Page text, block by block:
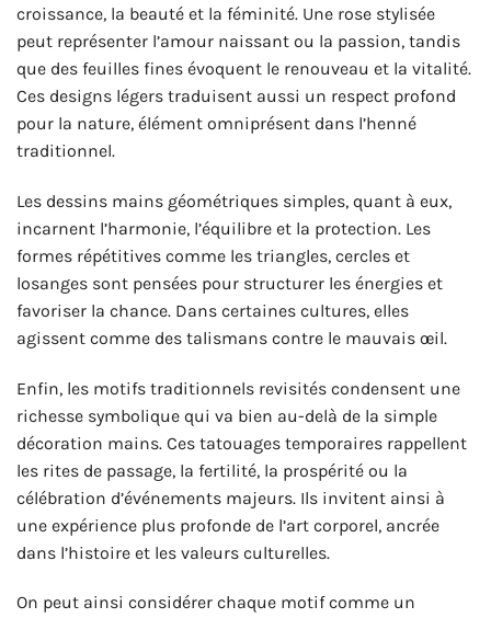
croissance, la beauté et la féminité. Une rose stylisée
peut représenter l’amour naissant ou la passion, tandis
que des feuilles fines évoquent le renouveau et la vitalité.
Ces designs légers traduisent aussi un respect profond
pour la nature, élément omniprésent dans l’henné
traditionnel.
Les dessins mains géométriques simples, quant à eux,
incarnent l’harmonie, l’équilibre et la protection. Les
formes répétitives comme les triangles, cercles et
losanges sont pensées pour structurer les énergies et
favoriser la chance. Dans certaines cultures, elles
agissent comme des talismans contre le mauvais œil.
Enfin, les motifs traditionnels revisités condensent une
richesse symbolique qui va bien au-delà de la simple
décoration mains. Ces tatouages temporaires rappellent
les rites de passage, la fertilité, la prospérité ou la
célébration d’événements majeurs. Ils invitent ainsi à
une expérience plus profonde de l’art corporel, ancrée
dans l’histoire et les valeurs culturelles.
On peut ainsi considérer chaque motif comme un